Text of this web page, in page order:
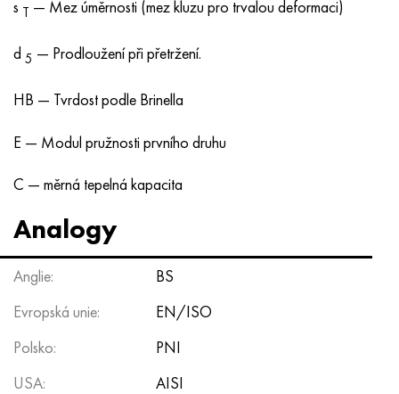
s T — Mez úměrnosti (mez kluzu pro trvalou deformaci)
d 5 — Prodloužení při přetržení.
HB — Tvrdost podle Brinella
E — Modul pružnosti prvního druhu
C — měrná tepelná kapacita
Analogy
Anglie:
BS
Evropská unie:
EN/ISO
Polsko:
PNI
USA:
AISI